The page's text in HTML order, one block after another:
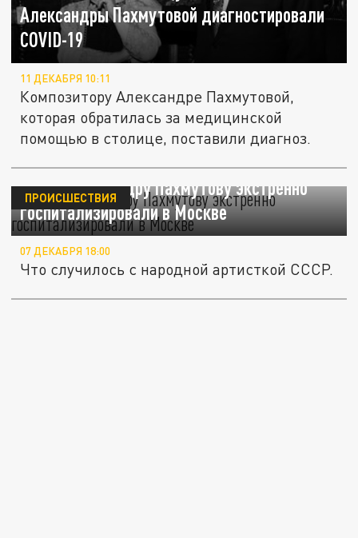
Александры Пахмутовой диагностировали
COVID-19
11 ДЕКАБРЯ 10:11
Композитору Александре Пахмутовой,
которая обратилась за медицинской
помощью в столице, поставили диагноз.
Mash: Александру Пахмутову экстренно
госпитализировали в Москве
ПРОИСШЕСТВИЯ
07 ДЕКАБРЯ 18:00
Что случилось с народной артисткой СССР.